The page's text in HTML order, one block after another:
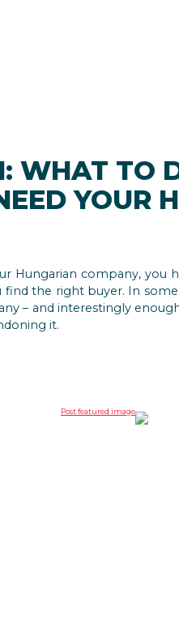
WHAT TO
YOUR
Hungarian company, you
find the right buyer. In
– and interestingly
it.